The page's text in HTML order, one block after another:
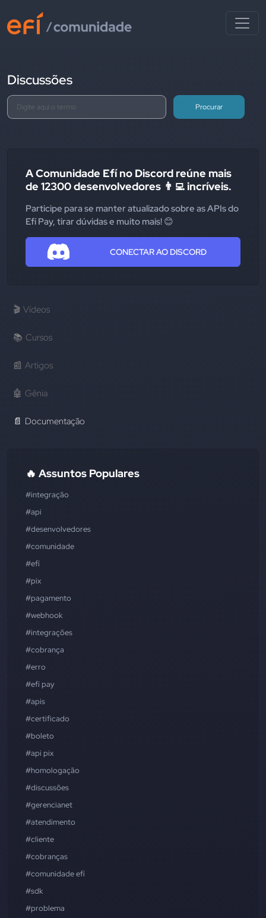
Discussões
Procurar
A Comunidade Efí no Discord reúne mais
de 12300 desenvolvedores 👨‍💻 incríveis.
Participe para se manter atualizado sobre as APIs do
Efí Pay, tirar dúvidas e muito mais! 😊
CONECTAR AO DISCORD
🎬 Vídeos
📚 Cursos
📰 Artigos
🤖 Gênia
📄 Documentação
🔥 Assuntos Populares
#integração
#api
#desenvolvedores
#comunidade
#efí
#pix
#pagamento
#webhook
#integrações
#cobrança
#erro
#efí pay
#apis
#certificado
#boleto
#api pix
#homologação
#discussões
#gerencianet
#atendimento
#cliente
#cobranças
#comunidade efí
#sdk
#problema